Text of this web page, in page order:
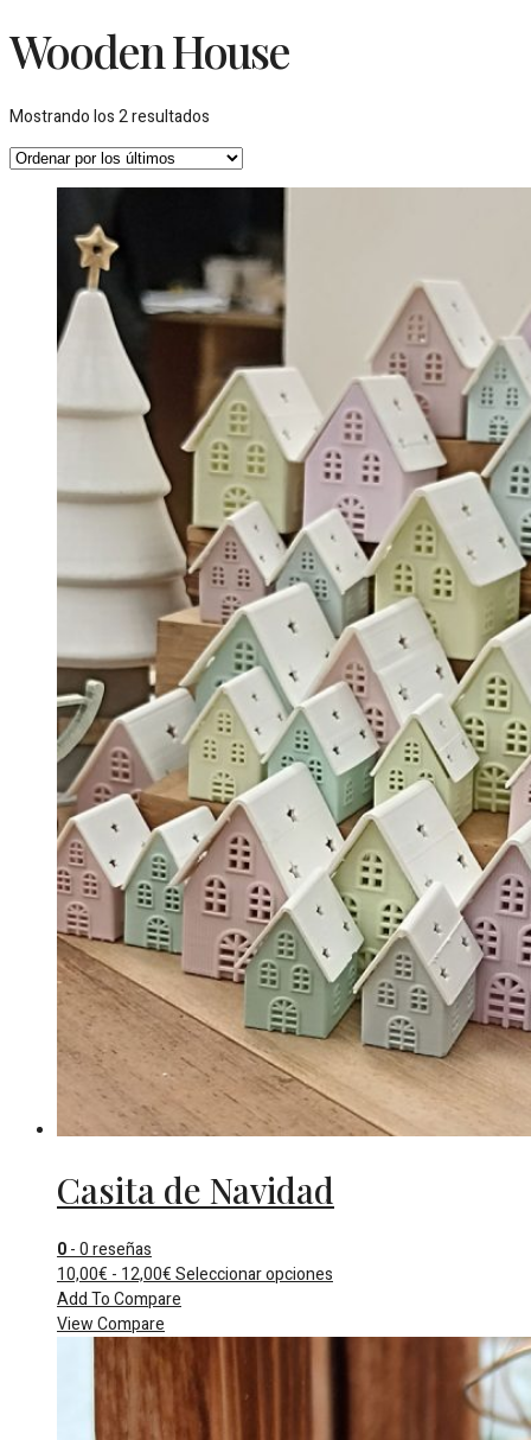
Wooden House
Mostrando los 2 resultados
los
últimos
Casita de Navidad
0- 0 reseñas
10,00€ - 12,00€Rango
de
desde
hasta
12,00€
Seleccionar opciones
Add To Compare
View Compare